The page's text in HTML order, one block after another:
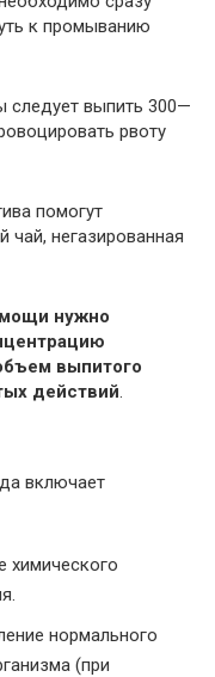
к промыванию
следует выпить 300—
рвоту
помогут
чай, негазированная
нужно
выпитого
действий
включает
химического
нормального
(при